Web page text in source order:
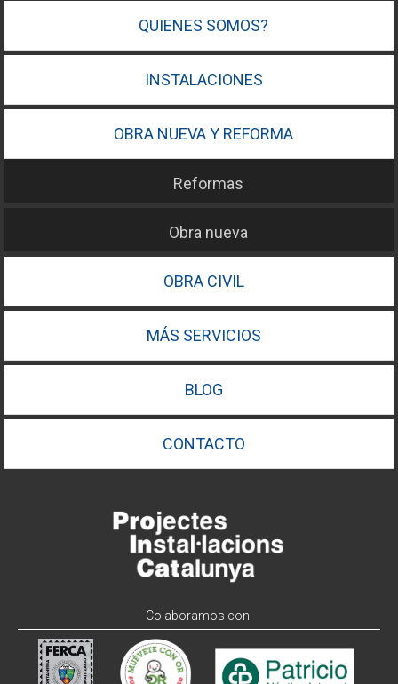
QUIENES SOMOS?
INSTALACIONES
OBRA NUEVA Y REFORMA
Reformas
Obra nueva
OBRA CIVIL
MÁS SERVICIOS
BLOG
CONTACTO
Colaboramos con: